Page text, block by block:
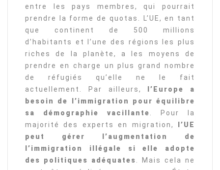
entre les pays membres, qui pourrait
prendre la forme de quotas. L’UE, en tant
que continent de 500 millions
d’habitants et l’une des régions les plus
riches de la planète, a les moyens de
prendre en charge un plus grand nombre
de réfugiés qu’elle ne le fait
actuellement. Par ailleurs,
l’Europe a
besoin de l’immigration pour équilibre
sa démographie vacillante
. Pour la
majorité des experts en migration, l’UE
peut gérer l’augmentation de
l’immigration illégale si elle adopte
des politiques adéquates
. Mais cela ne